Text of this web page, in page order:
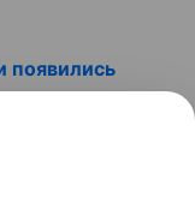
появились